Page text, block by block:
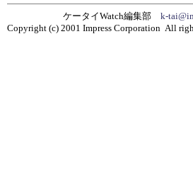
ケータイWatch編集部 k-
Copyright (c) 2001 Impress Corporation All